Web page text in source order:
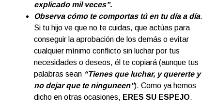
explicado mil veces”.
Observa cómo te comportas tú en tu día a día.
Si tu hijo ve que no te cuidas, que actúas para
conseguir la aprobación de los demás o evitar
cualquier mínimo conflicto sin luchar por tus
necesidades o deseos, él te copiará (aunque tus
palabras sean “Tienes que luchar, y quererte y
no dejar que te ninguneen”). Como ya hemos
dicho en otras ocasiones, ERES SU ESPEJO.